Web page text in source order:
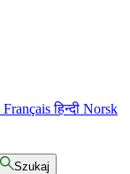
Françaisहिन्दी Norsk
Szukaj